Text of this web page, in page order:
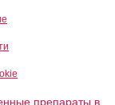
препараты в